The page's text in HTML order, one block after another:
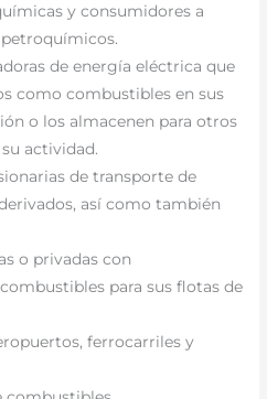
y consumidores a
de energía eléctrica que
como combustibles en sus
o los almacenen para otros
actividad.
de transporte de
así como también
o privadas con
para sus flotas de
ferrocarriles y